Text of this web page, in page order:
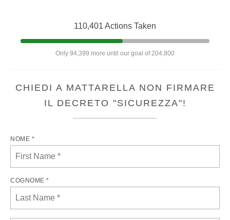
110,401 Actions Taken
Only 94,399 more until our goal of 204,800
CHIEDI A MATTARELLA NON FIRMARE
IL DECRETO "SICUREZZA"!
NOME *
COGNOME *